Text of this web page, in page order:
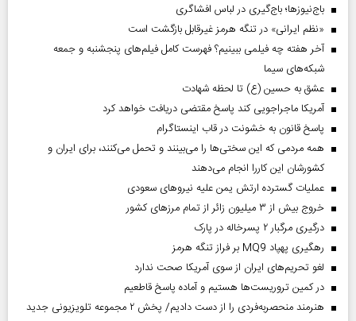
باج‌نیوزها؛ باج‌گیری در لباس افشاگری
«نظم ایرانی» در تنگه هرمز غیرقابل بازگشت است
آخر هفته چه فیلمی ببینیم؟ فهرست کامل فیلم‌های پنجشنبه و جمعه
شبکه‌های سیما
عشق به حسین (ع) تا لحظه شهادت
آمریکا ماجراجویی کند پاسخ مقتضی دریافت خواهد کرد
پاسخ قانون به خشونت در قاب اینستاگرام
همه مردمی که این سختی‌ها را می‌بینند و تحمل می‌کنند، برای ایران و
کشورشان این کاررا انجام می‌دهند
عملیات گسترده ارتش یمن علیه نیروهای سعودی
خروج بیش از ۳ میلیون زائر از تمام مرز‌های کشور
درگیری مرگبار ۲ پسرخاله در پارک
رهگیری پهپاد MQ9 بر فراز تنگه هرمز
لغو تحریم‌های ایران از سوی آمریکا صحت ندارد
در کمین تروریست‌ها هستیم و آماده پاسخ قاطعیم
هنرمند منحصر‌به‌فردی را از دست دادیم/ پخش ۲ مجموعه تلویزیونی جدید